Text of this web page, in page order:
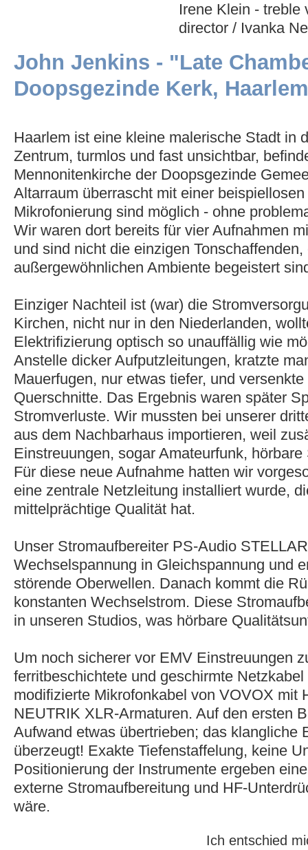
Irene Klein - treble
director / Ivanka
John Jenkins - "Late
Doopsgezinde Kerk,
Haarlem ist eine kleine malerische Stadt in
Zentrum, turmlos und fast unsichtbar,
Mennonitenkirche der Doopsgezinde
Altarraum überrascht mit einer
Mikrofonierung sind möglich - ohne
Wir waren dort bereits für vier Aufnahmen
und sind nicht die einzigen
außergewöhnlichen Ambiente begeistert
Einziger Nachteil ist (war) die
Kirchen, nicht nur in den Niederlanden,
Elektrifizierung optisch so unauffällig wie
Anstelle dicker Aufputzleitungen, kratzte
Mauerfugen, nur etwas tiefer, und
Querschnitte. Das Ergebnis waren später
Stromverluste. Wir mussten bei unserer
aus dem Nachbarhaus importieren, weil
Einstreuungen, sogar Amateurfunk,
Für diese neue Aufnahme hatten wir
eine zentrale Netzleitung installiert wurde,
mittelprächtige Qualität hat.
Unser Stromaufbereiter PS-Audio
Wechselspannung in Gleichspannung und
störende Oberwellen. Danach kommt die
konstanten Wechselstrom. Diese
in unseren Studios, was hörbare
Um noch sicherer vor EMV Einstreuungen
ferritbeschichtete und geschirmte
modifizierte Mikrofonkabel von VOVOX mit
NEUTRIK XLR-Armaturen. Auf den ersten
Aufwand etwas übertrieben; das klangliche
überzeugt! Exakte Tiefenstaffelung, keine
Positionierung der Instrumente ergeben
externe Stromaufbereitung und HF-
wäre.
Ich entschied